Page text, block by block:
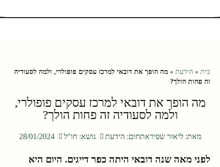
בית » הידעת » מה הופך את דובאי למרכז עסקים פופולרי, ולמה לסעודיה
זה פחות הולך?
מה הופך את דובאי למרכז עסקים פופולרי,
ולמה לסעודיה זה פחות הולך?
מאת: ליאור שפיראתחום: הידעת נושא: חו"ל 28/01/2024
לפני מאה שנה דובאי היתה כפר דייגים. היום היא